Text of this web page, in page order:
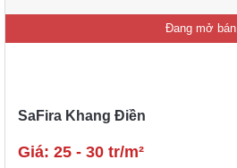
Đang mở bán
SaFira Khang Điền
Giá: 25 - 30 tr/m²